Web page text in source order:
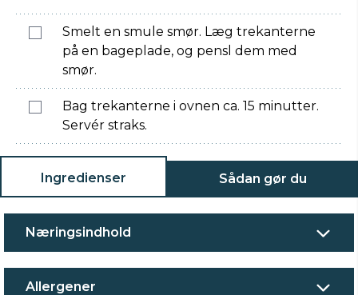
Smelt en smule smør. Læg trekanterne
på en bageplade, og pensl dem med
smør.
Bag trekanterne i ovnen ca. 15 minutter.
Servér straks.
Ingredienser Sådan gør du
Næringsindhold
Allergener